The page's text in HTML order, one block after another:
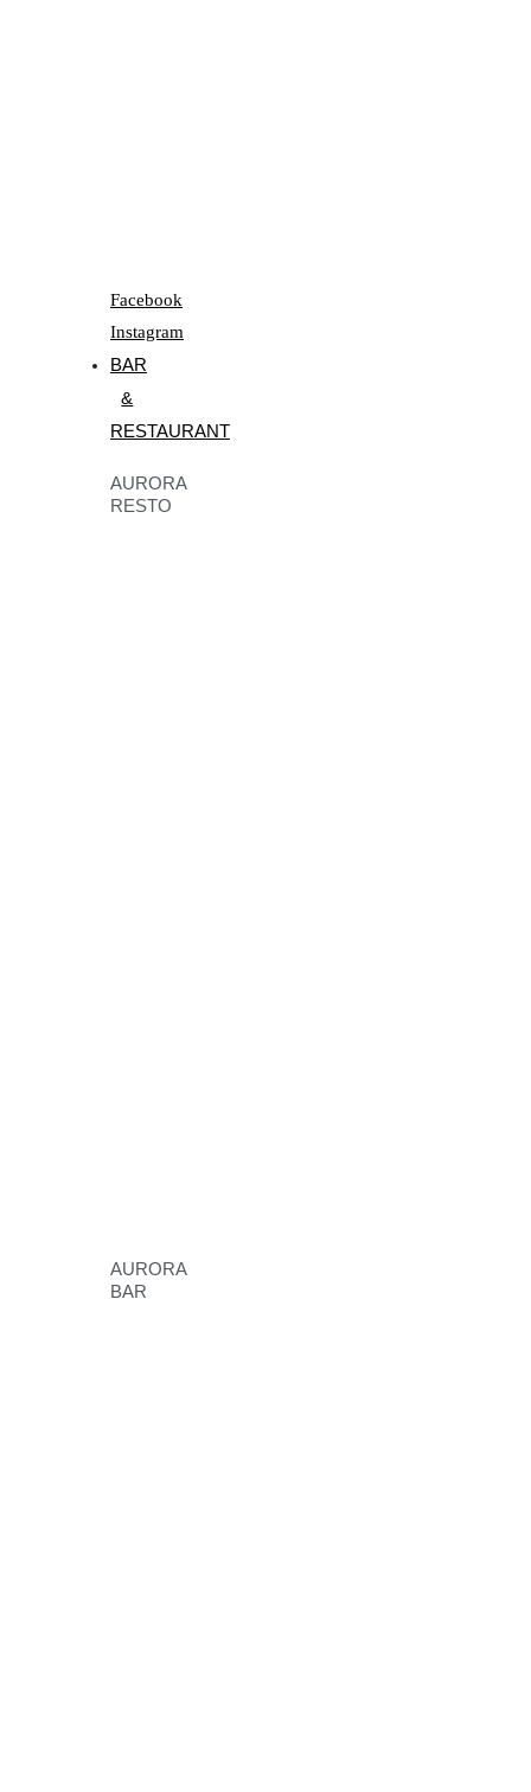
Facebook
Instagram
BAR
&
RESTAURANT
AURORA
RESTO
AURORA
BAR